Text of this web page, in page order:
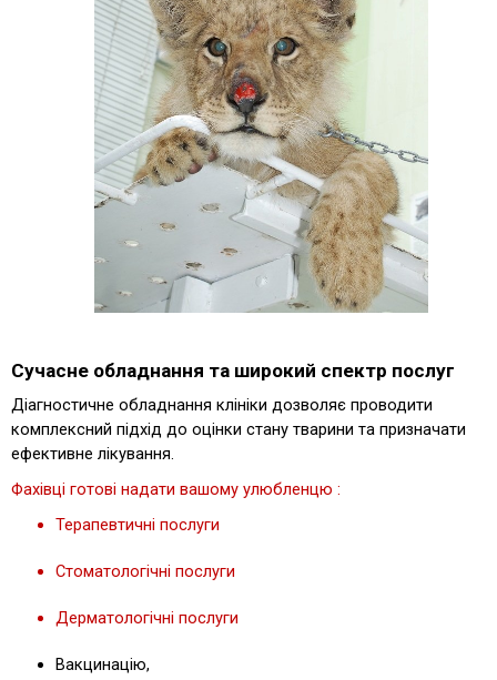
Сучасне обладнання та широкий спектр послуг
Діагностичне обладнання клініки дозволяє проводити
комплексний підхід до оцінки стану тварини та призначати
ефективне лікування.
Фахівці готові надати вашому улюбленцю :
Терапевтичні послуги
Стоматологічні послуги
Дерматологічні послуги
Вакцинацію,